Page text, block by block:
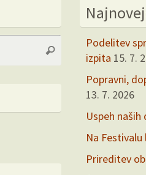
Search
Search
Podelitev
izpita 15. 7.
Popravni,
13. 7. 2026
Uspeh
Na
Prireditev